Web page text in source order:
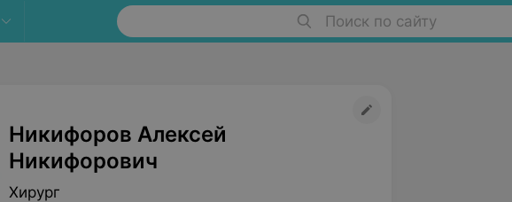
Поиск по сайту
Никифоров Алексей
Никифорович
Хирург